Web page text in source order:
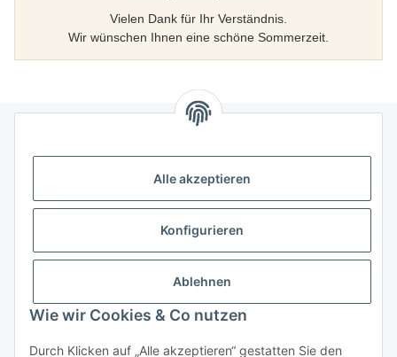
Alle akzeptieren
Konfigurieren
Ablehnen
Wie wir Cookies & Co nutzen
Durch Klicken auf „Alle akzeptieren“ gestatten Sie den
Vielen Dank für Ihr Verständnis.
Wir wünschen Ihnen eine schöne Sommerzeit.
Kategorien
Das sollten Sie wissen